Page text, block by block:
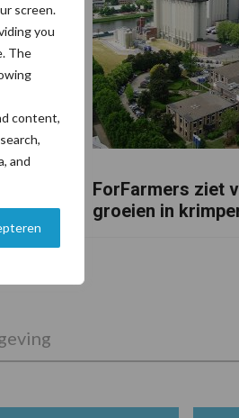
screen.
you
The
content,
and
ForFarmers ziet
groeien in